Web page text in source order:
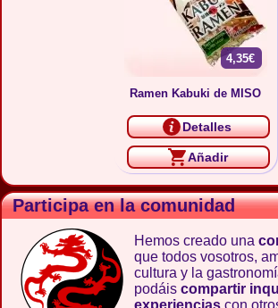
4,35€
Ramen Kabuki de MISO
Detalles
Añadir
Participa en la comunidad
Hemos creado una
que todos vosotros,
cultura y la
podáis compartir
experiencias con